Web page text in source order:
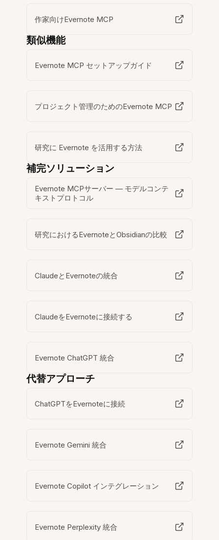
作家向けEvernote MCP
類似機能
Evernote MCP セットアップガイド
プロジェクト管理のためのEvernote MCP
研究に Evernote を活用する方法
補完ソリューション
Evernote MCPサーバー — モデルコンテ
キストプロトコル
研究におけるEvernoteとObsidianの比較
ClaudeとEvernoteの統合
ClaudeをEvernoteに接続する
Evernote ChatGPT 統合
代替アプローチ
ChatGPTをEvernoteに接続
Evernote Gemini 統合
Evernote Copilot インテグレーション
Evernote Perplexity 統合